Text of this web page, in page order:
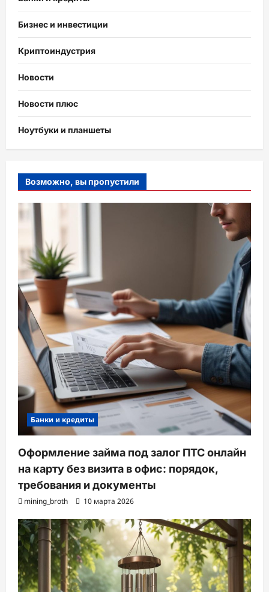
Бизнес и инвестиции
Криптоиндустрия
Новости
Новости плюс
Ноутбуки и планшеты
Возможно, вы пропустили
Банки и кредиты
Оформление займа под залог ПТС онлайн
на карту без визита в офис: порядок,
требования и документы
mining_broth 10 марта 2026